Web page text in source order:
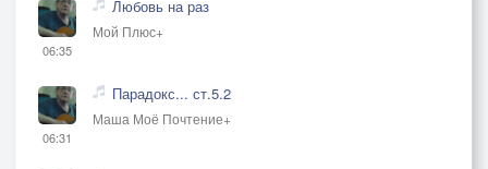
06:35
Любовь на раз
Мой Плюс+
06:31
Парадокс... ст.5.2
Маша Моё Почтение+